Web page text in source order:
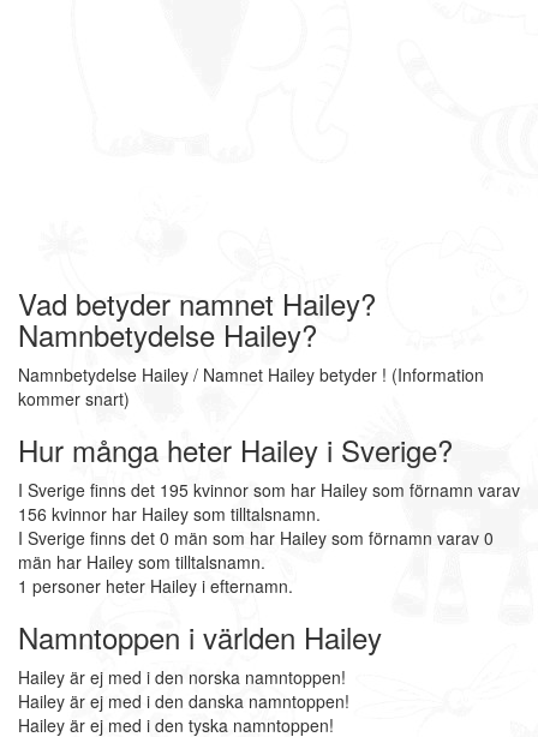
Vad betyder namnet Hailey?
Namnbetydelse Hailey?
Namnbetydelse Hailey / Namnet Hailey betyder ! (Information
kommer snart)
Hur många heter Hailey i Sverige?
I Sverige finns det 195 kvinnor som har Hailey som förnamn varav
156 kvinnor har Hailey som tilltalsnamn.
I Sverige finns det 0 män som har Hailey som förnamn varav 0
män har Hailey som tilltalsnamn.
1 personer heter Hailey i efternamn.
Namntoppen i världen Hailey
Hailey är ej med i den norska namntoppen!
Hailey är ej med i den danska namntoppen!
Hailey är ej med i den tyska namntoppen!